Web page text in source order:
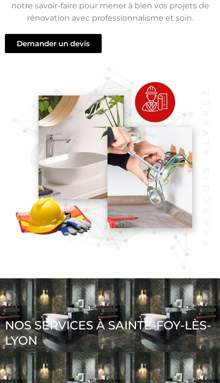
notre savoir-faire pour mener à bien vos projets de
rénovation avec professionnalisme et soin.
Demander un devis
NOS SERVICES À SAINTE-FOY-LÈS-
LYON